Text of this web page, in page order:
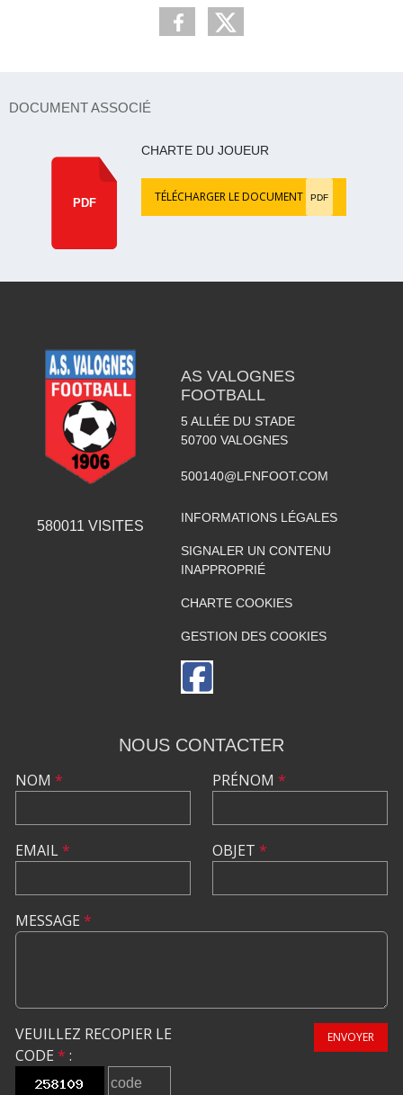
DOCUMENT ASSOCIÉ
PDF
CHARTE DU JOUEUR
TÉLÉCHARGER LE DOCUMENT PDF
580011 VISITES
AS VALOGNES
FOOTBALL
5 ALLÉE DU STADE
50700 VALOGNES
500140@LFNFOOT.COM
INFORMATIONS LÉGALES
SIGNALER UN CONTENU
INAPPROPRIÉ
CHARTE COOKIES
GESTION DES COOKIES
NOUS CONTACTER
NOM *
EMAIL*
PRÉNOM *
OBJET *
MESSAGE *
VEUILLEZ RECOPIER LE
CODE * :
ENVOYER